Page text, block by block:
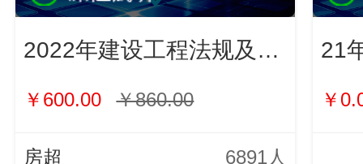
2022年建设工程法规及相关知识
￥600.00 ￥860.00
房超 6891人
21
￥